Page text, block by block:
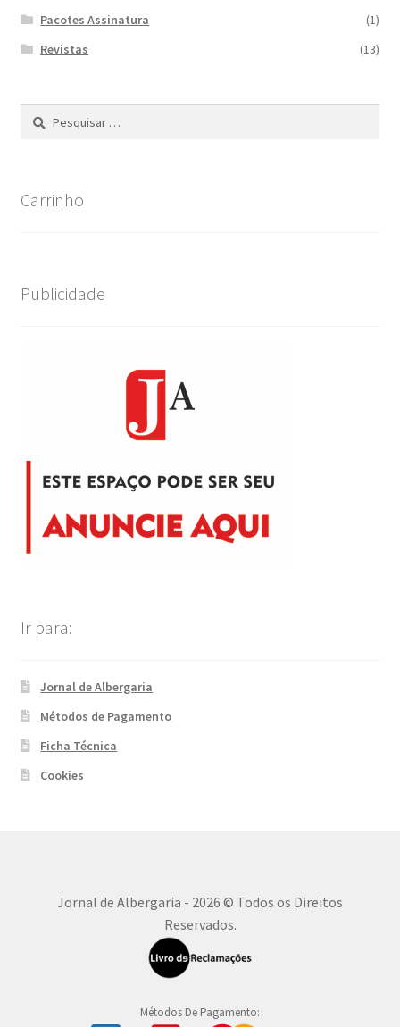
Pacotes Assinatura
(1)
Revistas
(13)
Pesquisar
Carrinho
Publicidade
Ir para:
Jornal de Albergaria
Métodos de Pagamento
Ficha Técnica
Cookies
Jornal de Albergaria - 2026 © Todos os Direitos
Reservados.
Métodos De Pagamento: